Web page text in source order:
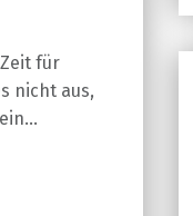
für
nicht aus,